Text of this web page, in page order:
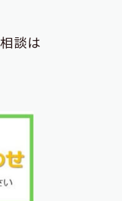
談は